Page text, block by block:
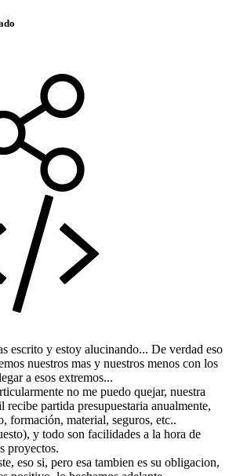
escrito y estoy alucinando... De verdad eso
nuestros mas y nuestros menos con los
a esos extremos...
no me puedo quejar, nuestra
partida presupuestaria anualmente,
formación, material, seguros, etc..
y todo son facilidades a la hora de
proyectos.
eso si, pero esa tambien es su obligacion,